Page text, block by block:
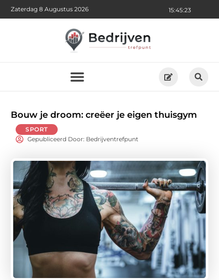
15:45:24
Zaterdag 8 Augustus 2026
Bouw je droom: creëer je eigen thuisgym
SPORT
Gepubliceerd Door: Bedrijventrefpunt